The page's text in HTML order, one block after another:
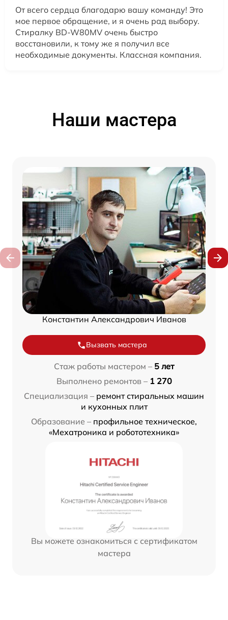
От всего сердца благодарю вашу команду! Это
мое первое обращение, и я очень рад выбору.
Стиралку BD-W80MV очень быстро
восстановили, к тому же я получил все
необходимые документы. Классная компания.
Наши мастера
Константин Александрович Иванов
Вызвать мастера
Стаж работы мастером – 5 лет
Выполнено ремонтов – 1 270
Специализация – ремонт стиральных машин
и кухонных плит
Образование – профильное техническое,
«Мехатроника и робототехника»
Вы можете ознакомиться с сертификатом
мастера